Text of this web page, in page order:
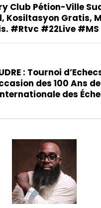
Club Pétion-Ville
Kosiltasyon Gratis,
#Rtvc #22Live #MS
: Tournoi
des 100 Ans
des